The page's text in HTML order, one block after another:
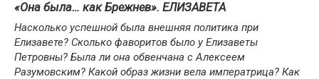
«Она была… как Брежнев». ЕЛИЗАВЕТА
Насколько успешной была внешняя политика при
Елизавете? Сколько фаворитов было у Елизаветы
Петровны? Была ли она обвенчана с Алексеем
Разумовским? Какой образ жизни вела императрица? Как